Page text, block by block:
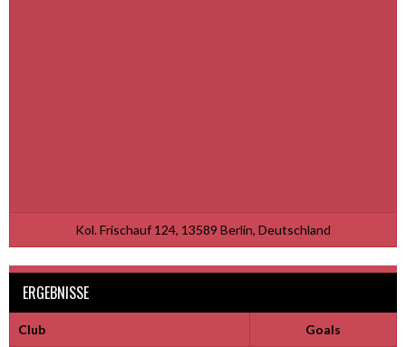
Kol. Frischauf 124, 13589 Berlin, Deutschland
ERGEBNISSE
Club Goals